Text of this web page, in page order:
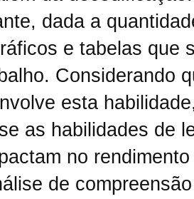
dada a
e tabelas que
Considerando
esta
as habilidades de
no
de